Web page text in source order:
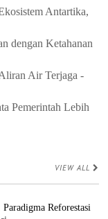
Antartika,
dengan Ketahanan
Air Terjaga -
Pemerintah Lebih
VIEW ALL
Reforestasi